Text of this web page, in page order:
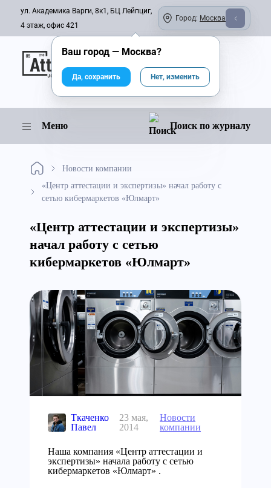
ул. Академика Варги, 8к1, БЦ Лейпциг,
4 этаж, офис 421
Город: Москва
Онлайн-журнал
Меню Поиск по журналу
Новости компании
«Центр аттестации и экспертизы» начал работу с
сетью кибермаркетов «Юлмарт»
«Центр аттестации и экспертизы»
начал работу с сетью
кибермаркетов «Юлмарт»
Ткаченко
Павел
23 мая,
2014
Новости
компании
Наша компания «Центр аттестации и
экспертизы» начала работу с сетью
кибермаркетов «Юлмарт» .
Ваш город — Москва?
Да, сохранить Нет, изменить